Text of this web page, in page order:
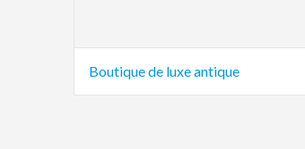
Boutique de luxe antique